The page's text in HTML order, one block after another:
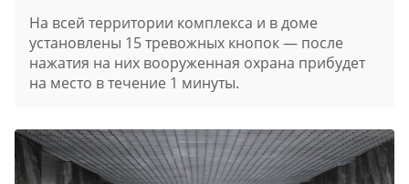
На всей территории комплекса и в доме
установлены 15 тревожных кнопок — после
нажатия на них вооруженная охрана прибудет
на место в течение 1 минуты.